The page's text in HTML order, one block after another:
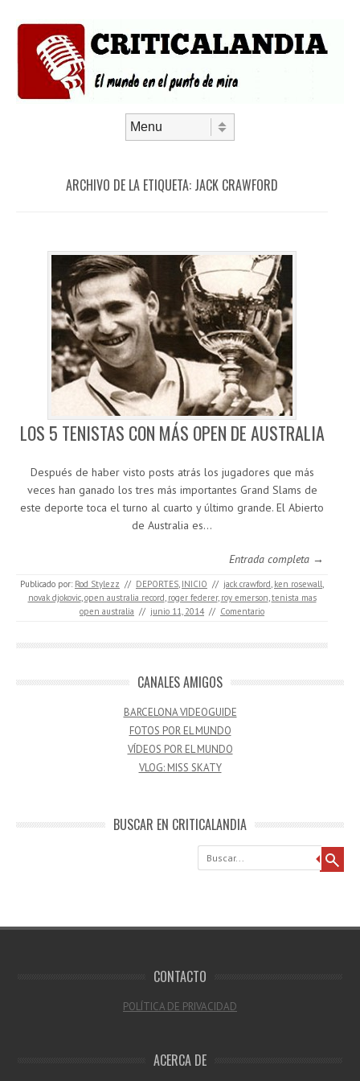
ARCHIVO DE LA ETIQUETA: JACK CRAWFORD
LOS 5 TENISTAS CON MÁS OPEN DE AUSTRALIA
Después de haber visto posts atrás los jugadores que más
veces han ganado los tres más importantes Grand Slams de
este deporte toca el turno al cuarto y último grande. El Abierto
de Australia es…
Entrada completa →
Publicado por: Rod Stylezz // DEPORTES, INICIO // jack crawford, ken rosewall,
novak djokovic,open australia record, roger federer, roy emerson,tenista mas
open australia // junio 11, 2014 // Comentario
CANALES AMIGOS
BARCELONA VIDEOGUIDE
FOTOS POR EL MUNDO
VÍDEOS POR EL MUNDO
VLOG: MISS SKATY
BUSCAR EN CRITICALANDIA
Buscar
CONTACTO
POLÍTICA DE PRIVACIDAD
ACERCA DE